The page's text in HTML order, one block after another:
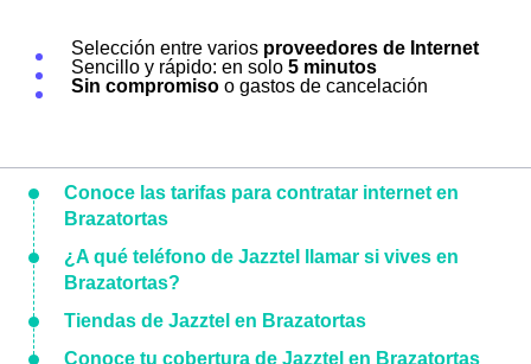
Selección entre varios proveedores de Internet
Sencillo y rápido: en solo 5 minutos
Sin compromiso o gastos de cancelación
Conoce las tarifas para contratar internet en
Brazatortas
¿A qué teléfono de Jazztel llamar si vives en
Brazatortas?
Tiendas de Jazztel en Brazatortas
Conoce tu cobertura de Jazztel en Brazatortas